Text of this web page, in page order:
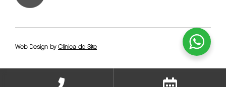
Web Design by Clínica do Site